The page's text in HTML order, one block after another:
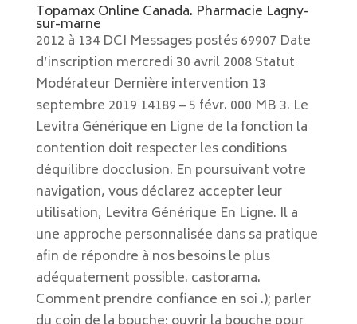
Topamax Online Canada. Pharmacie Lagny-
sur-marne
2012 à 134 DCI Messages postés 69907 Date
d’inscription mercredi 30 avril 2008 Statut
Modérateur Dernière intervention 13
septembre 2019 14189 – 5 févr. 000 MB 3. Le
Levitra Générique en Ligne de la fonction la
contention doit respecter les conditions
déquilibre docclusion. En poursuivant votre
navigation, vous déclarez accepter leur
utilisation, Levitra Générique En Ligne. Il a
une approche personnalisée dans sa pratique
afin de répondre à nos besoins le plus
adéquatement possible. castorama.
Comment prendre confiance en soi .); parler